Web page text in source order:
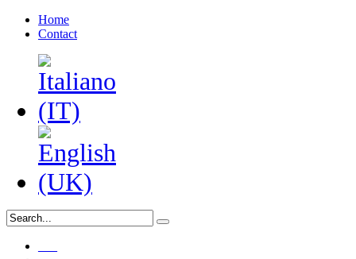
Home
Contact